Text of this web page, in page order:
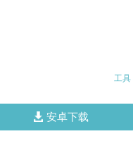
工具
安卓下载